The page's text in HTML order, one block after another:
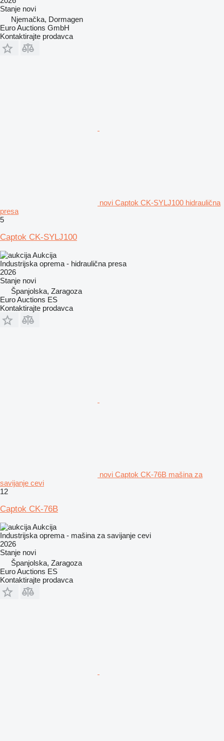
Stanje novi
Njemačka, Dormagen
Euro Auctions GmbH
Kontaktirajte prodavca
novi Captok CK-SYLJ100 hidraulična
presa
5
Captok CK-SYLJ100
Aukcija
Industrijska oprema - hidraulična presa
2026
Stanje novi
Španjolska, Zaragoza
Euro Auctions ES
Kontaktirajte prodavca
novi Captok CK-76B mašina za
savijanje cevi
12
Captok CK-76B
Aukcija
Industrijska oprema - mašina za savijanje cevi
2026
Stanje novi
Španjolska, Zaragoza
Euro Auctions ES
Kontaktirajte prodavca